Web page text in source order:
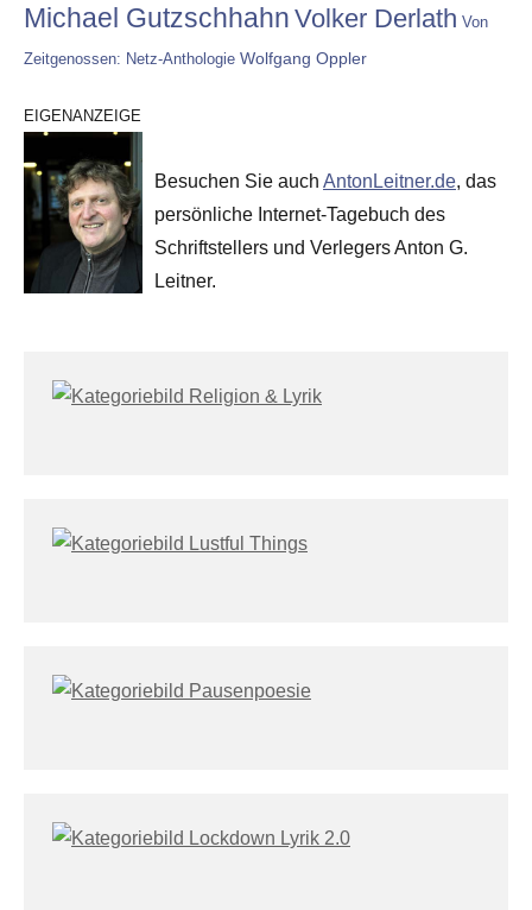
Michael Gutzschhahn Volker Derlath Von
Zeitgenossen: Netz-Anthologie Wolfgang Oppler
EIGENANZEIGE
Besuchen Sie auch AntonLeitner.de, das
persönliche Internet-Tagebuch des
Schriftstellers und Verlegers Anton G.
Leitner.